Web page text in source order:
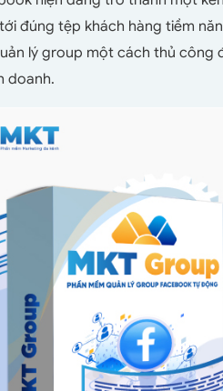
đúng tệp khách hàng tiềm
lý group một cách thủ công
doanh.